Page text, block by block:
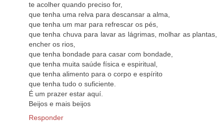
te acolher quando preciso for,
que tenha uma relva para descansar a alma,
que tenha um mar para refrescar os pés,
que tenha chuva para lavar as lágrimas, molhar as plantas,
encher os rios,
que tenha bondade para casar com bondade,
que tenha muita saúde física e espiritual,
que tenha alimento para o corpo e espírito
que tenha tudo o suficiente.
É um prazer estar aquí.
Beijos e mais beijos
Responder